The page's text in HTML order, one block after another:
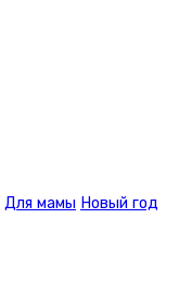
Для мамы Новый год